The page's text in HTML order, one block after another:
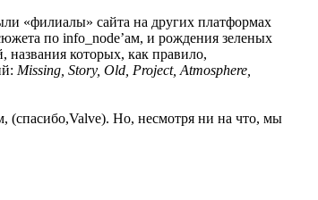
«филиалы» сайта на других платформах
по info_node’ам, и рождения зеленых
названия которых, как правило,
Missing, Story, Old, Project, Atmosphere,
(спасибо,Valve). Но, несмотря ни на что, мы